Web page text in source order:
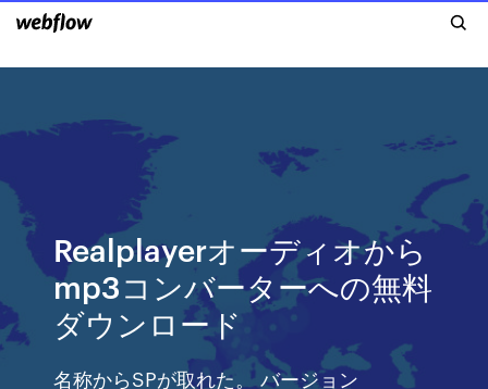
Realplayerオーディオから
mp3コンバーターへの無料
ダウンロード
名称からSPが取れた。 バージョン